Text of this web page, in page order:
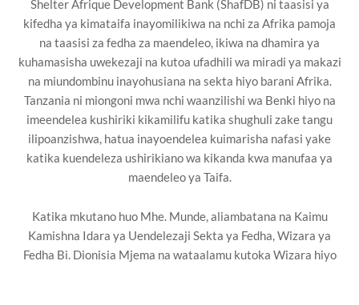
Shelter Afrique Development Bank (ShafDB) ni taasisi ya
kifedha ya kimataifa inayomilikiwa na nchi za Afrika pamoja
na taasisi za fedha za maendeleo, ikiwa na dhamira ya
kuhamasisha uwekezaji na kutoa ufadhili wa miradi ya makazi
na miundombinu inayohusiana na sekta hiyo barani Afrika.
Tanzania ni miongoni mwa nchi waanzilishi wa Benki hiyo na
imeendelea kushiriki kikamilifu katika shughuli zake tangu
ilipoanzishwa, hatua inayoendelea kuimarisha nafasi yake
katika kuendeleza ushirikiano wa kikanda kwa manufaa ya
maendeleo ya Taifa.
Katika mkutano huo Mhe. Munde, aliambatana na Kaimu
Kamishna Idara ya Uendelezaji Sekta ya Fedha, Wizara ya
Fedha Bi. Dionisia Mjema na wataalamu kutoka Wizara hiyo